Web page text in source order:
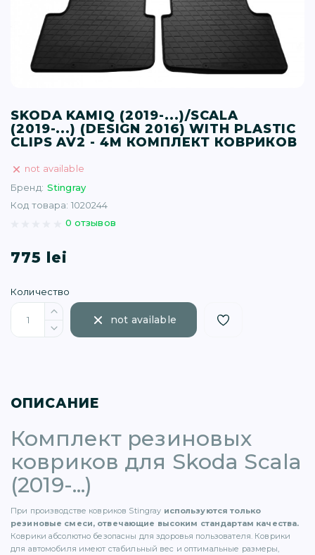
SKODA KAMIQ (2019-...)/SCALA
(2019-...) (DESIGN 2016) WITH PLASTIC
CLIPS AV2 - 4М КОМПЛЕКТ КОВРИКОВ
not available
Бренд: Stingray
Код товара: 1020244
0 отзывов
775 lei
Количество
not available
ОПИСАНИЕ
Комплект резиновых
ковриков для Skoda Scala
(2019-...)
При производстве ковриков Stingray используются только
резиновые смеси, отвечающие высоким стандартам качества.
Коврики абсолютно безопасны для здоровья пользователя. Коврики
для автомобиля имеют стабильный вес и оптимальные размеры,